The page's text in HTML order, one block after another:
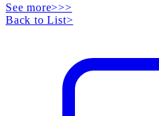
See more>>>
Back to List>